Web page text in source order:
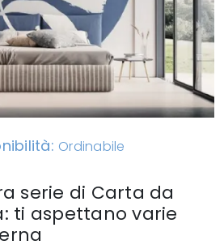
Ordinabile
serie di Carta da
ti aspettano varie